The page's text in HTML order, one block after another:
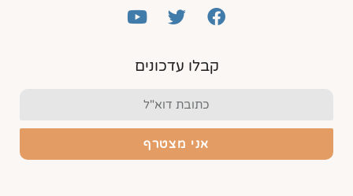
קבלו עדכונים
אני מצטרף